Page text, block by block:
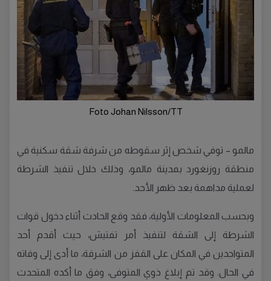
Foto Johan Nilsson/TT
مالمو – توفي شخص إثر سقوطه من شرفة شقة سكنية في
منطقة روزنغورد بمدينة مالمو، وذلك خلال تنفيذ الشرطة
لعملية مداهمة بعد ظهر الأحد.
وبحسب المعلومات الأولية، فقد وقع الحادث أثناء دخول قوات
الشرطة إلى الشقة لتنفيذ أمر تفتيش، حيث أقدم أحد
المتواجدين في المكان على القفز من الشرفة، ما أدى إلى وفاته
في الحال. وقد تم إبلاغ ذوي المتوفى، وفق ما أكده المتحدث